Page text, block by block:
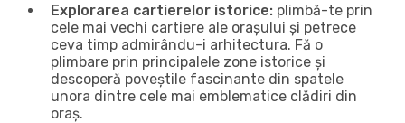
Explorarea cartierelor istorice: plimbă-te prin
cele mai vechi cartiere ale orașului și petrece
ceva timp admirându-i arhitectura. Fă o
plimbare prin principalele zone istorice și
descoperă poveștile fascinante din spatele
unora dintre cele mai emblematice clădiri din
oraș.